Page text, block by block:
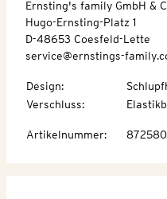
Ernsting's family GmbH &
Hugo-Ernsting-Platz 1
D-48653 Coesfeld-Lette
service@ernstings-
Design:
Verschluss:
Artikelnummer: